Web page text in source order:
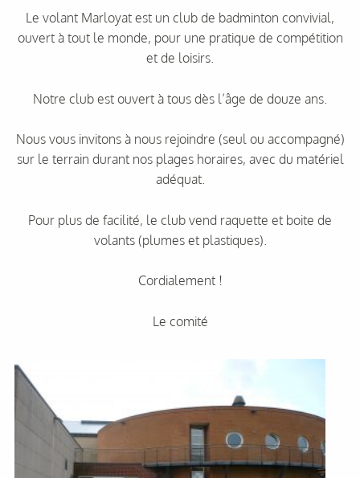
Le volant Marloyat est un club de badminton convivial,
ouvert à tout le monde, pour une pratique de compétition
et de loisirs.
Notre club est ouvert à tous dès l’âge de douze ans.
Nous vous invitons à nous rejoindre (seul ou accompagné)
sur le terrain durant nos plages horaires, avec du matériel
adéquat.
Pour plus de facilité, le club vend raquette et boite de
volants (plumes et plastiques).
Cordialement !
Le comité